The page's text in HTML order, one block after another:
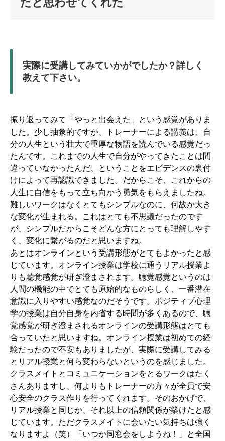
実際に受講してみていかがでしたか？詳しく
教えて下さい。
振り返ってみて「やっと出会えた」という感覚がありま
した。少し抽象的ですが、トレーナーによる講義は、自
分の人生という壮大で重厚な物語を読んでいる感覚だっ
たんです。これまでの人生で自分がやってきたことは間
違っていなかったんだ、ということをエビデンスの裏付
けによって再認識できました。だからこそ、これからの
人生に自信をもって立ち向かう勇気をもらえましたね。
難しいワークはなくとてもシンプルなのに、何故か大き
な変化が生まれる。これはとても不思議だったのです
が、シンプルだからこそどんな方にとっても理解しやす
く、変化に繋がるのだと思いますね。
あとはオンラインという受講形態がとてもよかったと感
じています。オンライン授業は学校に通うリアル授業よ
りも聴覚感覚が研ぎ澄まされます。聴覚感覚というのは
人間の機能の中でとても原始的なものらしく、一番潜在
意識に入りやすい感覚なのだそうです。ポジティブ心理
学の授業は自分自身を内省する時間が多くあるので、聴
覚感覚が研ぎ澄まされるオンラインの受講形態はとても
合っていたと思いますね。オンライン授業は初めての経
験だったので不安もありましたが、実際に受講してみる
とリアル授業と何ら変わらないというのを感じました。
クラスメイトとコミュニケーションをとるワークはたく
さんありますし、何よりもトレーナーの方々が全員で安
心安全のクラス作りを行ってくれます。そのおかげで、
リアル授業と同じか、それ以上の信頼関係が築けたと感
じています。ただクラスメイトに会いたい気持ちは強く
なりますよ（笑）「いつか同窓会をしようね！」と全国